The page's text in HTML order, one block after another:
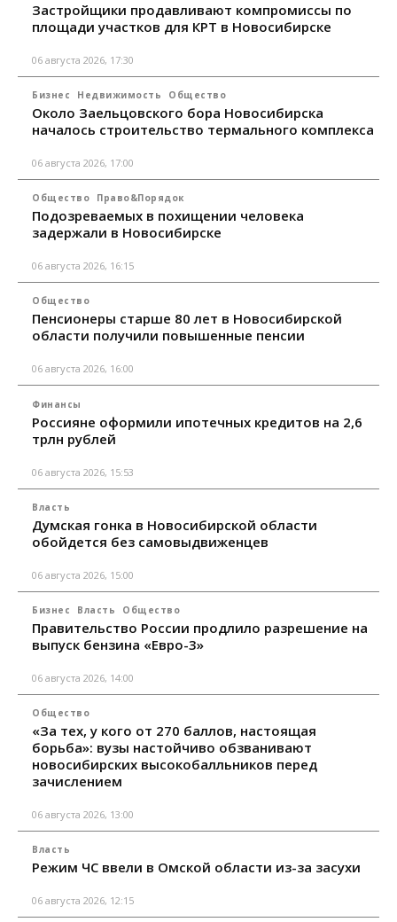
Застройщики продавливают компромиссы по
площади участков для КРТ в Новосибирске
06 августа 2026, 17:30
Бизнес Недвижимость Общество
Около Заельцовского бора Новосибирска
началось строительство термального комплекса
06 августа 2026, 17:00
Общество Право&Порядок
Подозреваемых в похищении человека
задержали в Новосибирске
06 августа 2026, 16:15
Общество
Пенсионеры старше 80 лет в Новосибирской
области получили повышенные пенсии
06 августа 2026, 16:00
Финансы
Россияне оформили ипотечных кредитов на 2,6
трлн рублей
06 августа 2026, 15:53
Власть
Думская гонка в Новосибирской области
обойдется без самовыдвиженцев
06 августа 2026, 15:00
Бизнес Власть Общество
Правительство России продлило разрешение на
выпуск бензина «Евро-3»
06 августа 2026, 14:00
Общество
«За тех, у кого от 270 баллов, настоящая
борьба»: вузы настойчиво обзванивают
новосибирских высокобалльников перед
зачислением
06 августа 2026, 13:00
Власть
Режим ЧС ввели в Омской области из-за засухи
06 августа 2026, 12:15